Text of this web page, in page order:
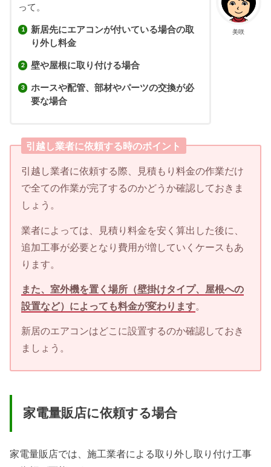
美咲
って。
新居先にエアコンが付いている場合の取
り外し料金
壁や屋根に取り付ける場合
ホースや配管、部材やパーツの交換が必
要な場合
引越し業者に依頼する時のポイント
引越し業者に依頼する際、見積もり料金の作業だけ
で全ての作業が完了するのかどうか確認しておきま
しょう。
業者によっては、見積り料金を安く算出した後に、
追加工事が必要となり費用が増していくケースもあ
ります。
また、室外機を置く場所（壁掛けタイプ、屋根への
設置など）によっても料金が変わります。
新居のエアコンはどこに設置するのか確認しておき
ましょう。
家電量販店に依頼する場合
家電量販店では、施工業者による取り外し取り付け工事